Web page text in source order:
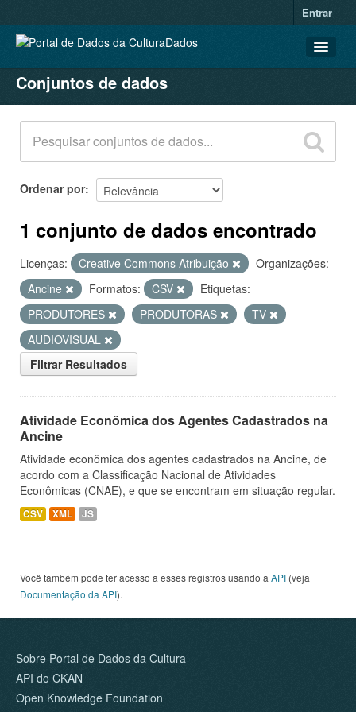
Entrar
CONJUNTOS DE DADOS
ORGANIZAÇÕES
GRUPOS
SOBRE
Conjuntos de dados
Ordenar por
1 conjunto de dados encontrado
Licenças: Creative Commons Atribuição
Organizações:
Ancine
Formatos: CSV
Etiquetas:
PRODUTORES
PRODUTORAS
TV
AUDIOVISUAL
Filtrar Resultados
Atividade Econômica dos Agentes Cadastrados na
Ancine
Atividade econômica dos agentes cadastrados na Ancine, de
acordo com a Classificação Nacional de Atividades
Econômicas (CNAE), e que se encontram em situação regular.
CSV XML JS
Você também pode ter acesso a esses registros usando a API (veja
Documentação da API).
Sobre Portal de Dados da Cultura
API do CKAN
Open Knowledge Foundation